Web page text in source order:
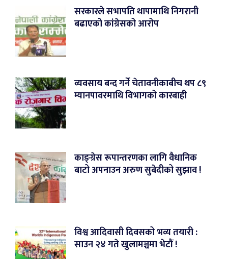
सरकारले सभापति थापामाथि निगरानी
बढाएको कांग्रेसको आरोप
व्यवसाय बन्द गर्ने चेतावनीकाबीच थप ८९
म्यानपावरमाथि विभागको कारबाही
काङ्ग्रेस रूपान्तरणका लागि वैधानिक
बाटो अपनाउन अरुण सुबेदीको सुझाव !
विश्व आदिवासी दिवसको भव्य तयारी :
साउन २४ गते खुलामञ्चमा भेटौं !